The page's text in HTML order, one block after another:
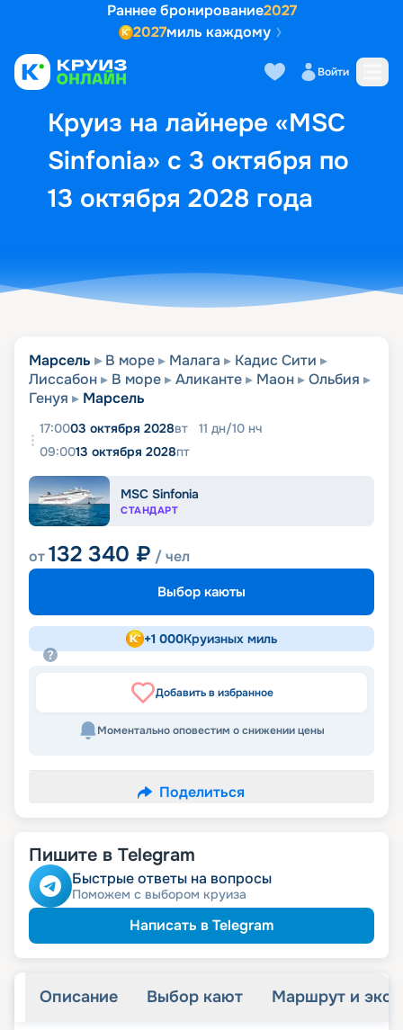
Раннее бронирование2027
2027миль каждому
Войти
Круиз на лайнере «MSC
Sinfonia» с 3 октября по
13 октября 2028 года
Выбор кают Маршрут и
Марсель В море Малага
Кадис Сити
Лиссабон
В море Аликанте Маон
Ольбия
Генуя
Марсель
17:0003 октября 2028вт 11 дн/10 нч
09:0013 октября 2028пт
MSC Sinfonia
СТАНДАРТ
от132 340 ₽ / чел
Выбор каюты
+1 000Круизных миль
Добавить в избранное
Моментально оповестим о снижении цены
Поделиться
Пишите в Telegram
Быстрые ответы на вопросы
Поможем с выбором круиза
Написать в Telegram
Описание Выбор кают Маршрут и